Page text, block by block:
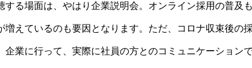
する場面は、やはり企業説明会。オンライン採用の普及
えているのも要因となります。ただ、コロナ収束後の
企業に行って、実際に社員の方とのコミュニケーション